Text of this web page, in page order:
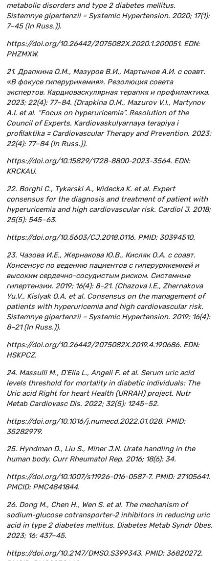
metabolic disorders and type 2 diabetes mellitus.
Sistemnye gipertenzii = Systemic Hypertension. 2020; 17(1):
7–45 (In Russ.)).
https://doi.org/10.26442/2075082X.2020.1.200051. EDN:
PHZMXW.
21. Драпкина О.М., Мазуров В.И., Мартынов А.И. с соавт.
«В фокусе гиперурикемия». Резолюция совета
экспертов. Кардиоваскулярная терапия и профилактика.
2023; 22(4): 77–84. (Drapkina O.M., Mazurov V.I., Martynov
A.I. et al. “Focus on hyperuricemia”. Resolution of the
Council of Experts. Kardiovaskulyarnaya terapiya i
profilaktika = Cardiovascular Therapy and Prevention. 2023;
22(4): 77–84 (In Russ.)).
https://doi.org/10.15829/1728-8800-2023-3564. EDN:
KRCKAU.
22. Borghi C., Tykarski A., Widecka K. et al. Expert
consensus for the diagnosis and treatment of patient with
hyperuricemia and high cardiovascular risk. Cardiol J. 2018;
25(5): 545–63.
https://doi.org/10.5603/CJ.2018.0116. PMID: 30394510.
23. Чазова И.Е., Жернакова Ю.В., Кисляк О.А. с соавт.
Консенсус по ведению пациентов с гиперурикемией и
высоким сердечно-сосудистым риском. Системные
гипертензии. 2019; 16(4): 8–21. (Chazova I.E., Zhernakova
Yu.V., Kislyak O.A. et al. Consensus on the management of
patients with hyperuricemia and high cardiovascular risk.
Sistemnye gipertenzii = Systemic Hypertension. 2019; 16(4):
8–21 (In Russ.)).
https://doi.org/10.26442/2075082X.2019.4.190686. EDN:
HSKPCZ.
24. Massulli M., D’Elia L., Angeli F. et al. Serum uric acid
levels threshold for mortality in diabetic individuals: The
Uric acid Right for heart Health (URRAH) project. Nutr
Metab Cardiovasc Dis. 2022; 32(5): 1245–52.
https://doi.org/10.1016/j.numecd.2022.01.028. PMID:
35282979.
25. Hyndman D., Liu S., Miner J.N. Urate handling in the
human body. Curr Rheumatol Rep. 2016; 18(6): 34.
https://doi.org/10.1007/s11926-016-0587-7. PMID: 27105641.
PMCID: PMC4841844.
26. Dong M., Chen H., Wen S. et al. The mechanism of
sodium-glucose cotransporter-2 inhibitors in reducing uric
acid in type 2 diabetes mellitus. Diabetes Metab Syndr Obes.
2023; 16: 437–45.
https://doi.org/10.2147/DMSO.S399343. PMID: 36820272.